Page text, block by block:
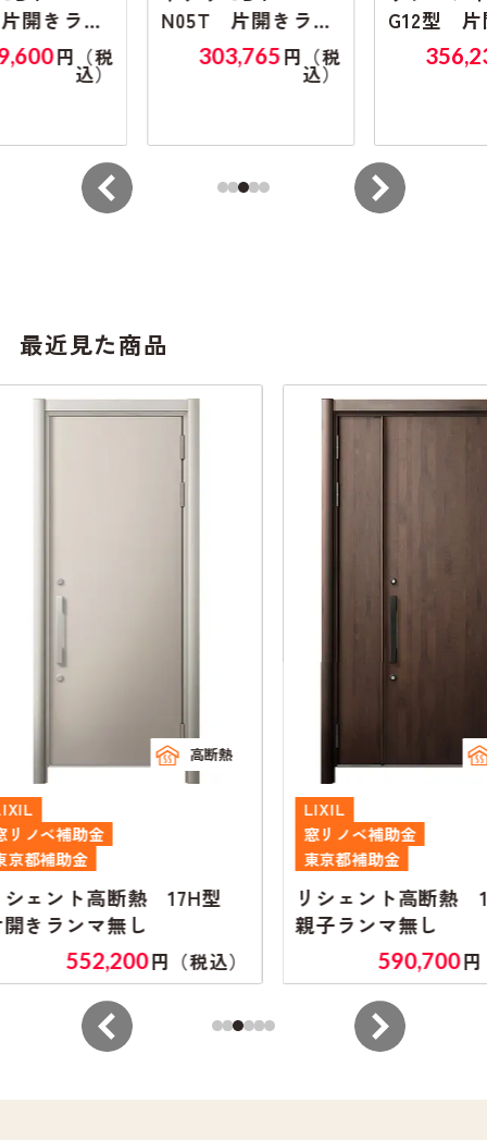
N05T 片開きラン
マ無し303,765 円（税
込）
G12型 片開きラン
マ無し356,235 円（税
込）
最近見た商品
17H型
円（税込）
リシェント高断熱 17H型
親子ランマ無し
円（税込）